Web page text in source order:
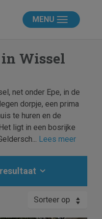
MENU
Wissel
net onder Epe, in de
dorpje, een prima
te huren en de
ligt in een bosrijke
Lees meer
Sorteer op